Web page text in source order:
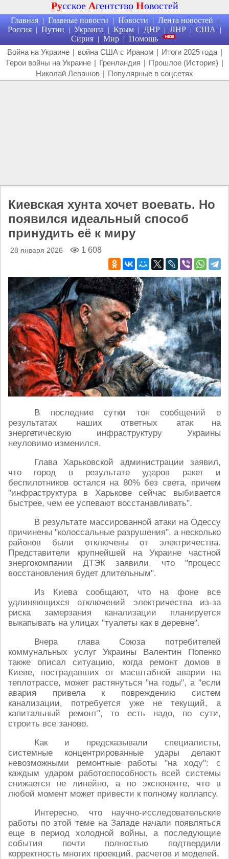
Русское Агентство Новостей
Главная | Главные новости | Новости | Лента новостей |
Россия | Путин | Украина | Крым | ДНР | ЛНР | США |
Сирия | Мир | Помощь
Война на Украине | война США с Ираном | Итоги 2025 года |
Герои войны на Украине | Гренландия | Прошлое (История) |
Николай Левашов | Популярные в соцсетях
Киевская хунта хочет воевать. Но
появился идеальный способ
принудить её к миру
28 января 2026 1 608
В последние сутки тон сообщений о
результатах наших ответных атак на
энергетическую инфраструктуру Украины
неуловимо изменился.
Глава Харьковской администрации заявил,
что город в результате ударов ракет и
беспилотников остался на 80% без света, причем
"инфраструктура в Харькове сейчас выбивается
быстрее, чем ее успевают восстанавливать".
В результате массированной атаки на Одессу
причинены "колоссальные разрушения", а несколько
районов были отключены от электричества.
Представители крупнейшей на Украине частной
энергокомпании ДТЭК заявили, что "процесс
восстановления будет длительным".
Из Киева сообщают, что на фоне все
удлиняющихся отключений электричества из-за
риска замерзания канализации планируется
выкапывать на улицах "туалеты как в деревне".
Вчера глава Союза потребителей
коммунальных услуг Украины Валентин Попенко
также описал ситуацию, когда ремонт домов в
Киеве, пострадавших от масштабной аварии на
теплотрассе, может растянуться "на годы", а "если
авария привела к повреждению систем
канализации, потребуется уже не текущий, а
капитальный ремонт", то есть надо, по сути,
строить все заново.
Как и предсказывали специалисты,
системные концентрированные удары делают
невозможными ремонтные работы "на ходу": с
каждым ударом работоспособность всей системы
снижается не линейно, а по экспоненте, что в
любой момент может привести к полному коллапсу.
Интересно, что научно-исследовательские
работы по этой теме на Западе начали появляться
еще в период холодной войны, а последующие
события почти полностью подтвердили
корректность многих проекций, расчетов и моделей.